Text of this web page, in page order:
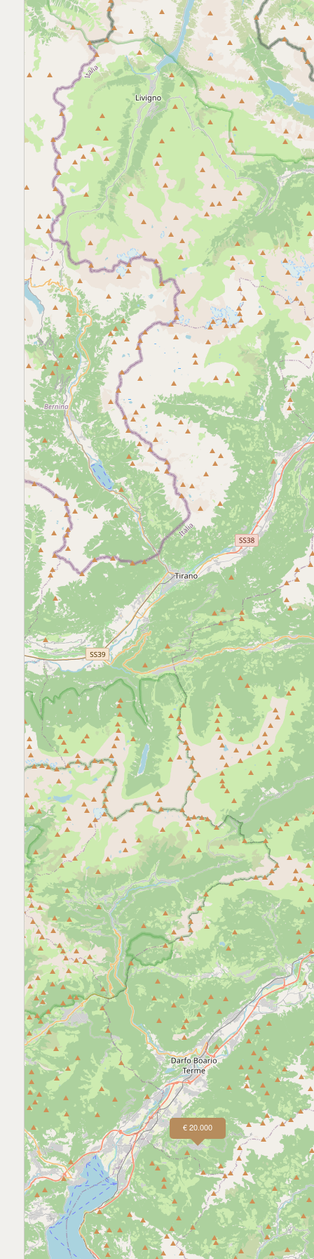
€ 20.000
Commerciali
Industriali
Terreni
Prezzo
Totale
mq
Locali
Qualsiasi
1
2
3
4
5
5+
Bagni
Qualsiasi
1
2
3
4
5
5+
Camere
Qualsiasi
1
2